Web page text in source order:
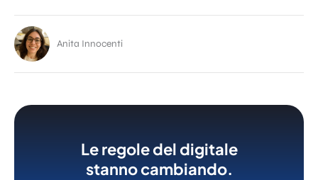
Anita Innocenti
Le regole del digitale
stanno cambiando.